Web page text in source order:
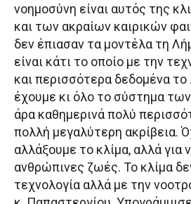
νοημοσύνη είναι αυτός της
και των ακραίων καιρικών
δεν έπιασαν τα μοντέλα τη
είναι κάτι το οποίο με την
και περισσότερα δεδομένα το
έχουμε κι όλο το σύστημα
άρα καθημερινά πολύ
πολλή μεγαλύτερη ακρίβεια.
αλλάξουμε το κλίμα, αλλά για
ανθρώπινες ζωές. Το κλίμα
τεχνολογία αλλά με την